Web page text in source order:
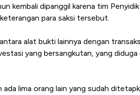
kembali dipanggil karena tim
para saksi tersebut.
alat bukti lainnya dengan
yang bersangkutan, yang
lima orang lain yang sudah